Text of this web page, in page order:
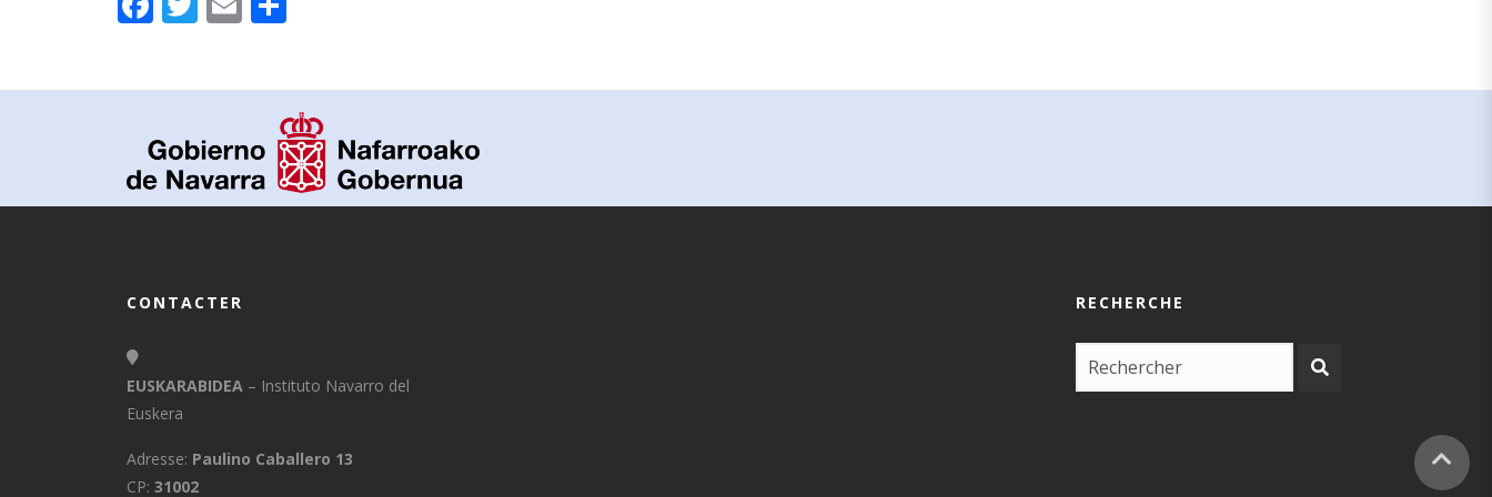
CONTACTER
EUSKARABIDEA – Instituto Navarro del
Euskera
Adresse: Paulino Caballero 13
CP: 31002
RECHERCHE